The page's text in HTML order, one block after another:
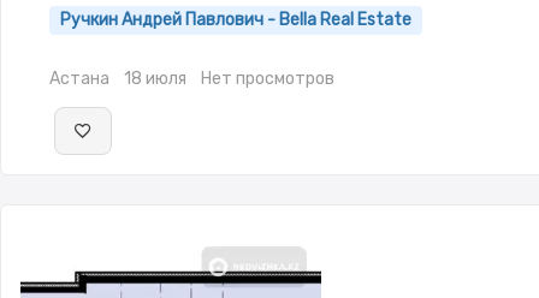
Ручкин Андрей Павлович - Bella Real Estate
Астана 18 июля Нет просмотров